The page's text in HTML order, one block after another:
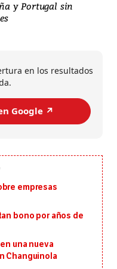
y Portugal sin
en los resultados
Google ↗️
empresas
bono por años de
una nueva
Changuinola